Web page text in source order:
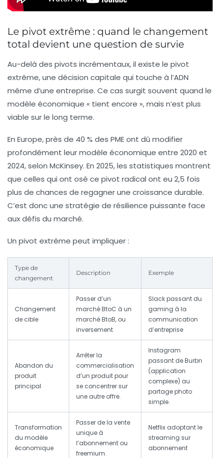
Le pivot extrême : quand le changement
total devient une question de survie
Au-delà des pivots incrémentaux, il existe le pivot
extrême, une décision capitale qui touche à l’ADN
même d’une entreprise. Ce cas surgit souvent quand le
modèle économique « tient encore », mais n’est plus
viable sur le long terme.
En Europe, près de 40 % des PME ont dû modifier
profondément leur modèle économique entre 2020 et
2024, selon McKinsey. En 2025, les statistiques montrent
que celles qui ont osé ce pivot radical ont eu 2,5 fois
plus de chances de regagner une croissance durable.
C’est donc une stratégie de résilience puissante face
aux défis du marché.
Un pivot extrême peut impliquer :
Type de
changement
Description Exemple
Changement
de cible
Passer d’un
marché BtoC à un
marché BtoB, ou
inversement.
Slack passant du
gaming à la
communication
d’entreprise
Abandon du
produit
principal
Arrêter la
commercialisation
d’un produit pour
se concentrer sur
une autre offre.
Instagram
passant de Burbn
(application
complexe) au
partage photo
simple.
Transformation
du modèle
économique
Passer de la vente
unique à
l’abonnement ou
freemium.
Netflix adoptant le
streaming sur
abonnement